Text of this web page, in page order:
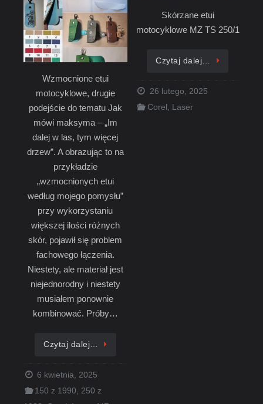
Wzmocnione etui
motocyklowe, drugie
podejście do tematu Jak
mówi maksyma – „Im
dalej w las, tym więcej
drzew”. A obrazując to na
przykładzie
„wzmocnionych etui
według mojego pomysłu”
przy wykorzystaniu
większej ilości różnych
skór, pojawił się problem
fachowego łączenia.
Niestety, ale materiał jest
niejednorodny i niestety
musiałem ponownie
kombinować. Próby…
Czytaj dalej…
6 kwietnia, 2025
150 z 1990,250 z
Skórzane etui
motocyklowe MZ TS 250/1
Czytaj dalej…
26 lutego, 2025
Corel , Laser